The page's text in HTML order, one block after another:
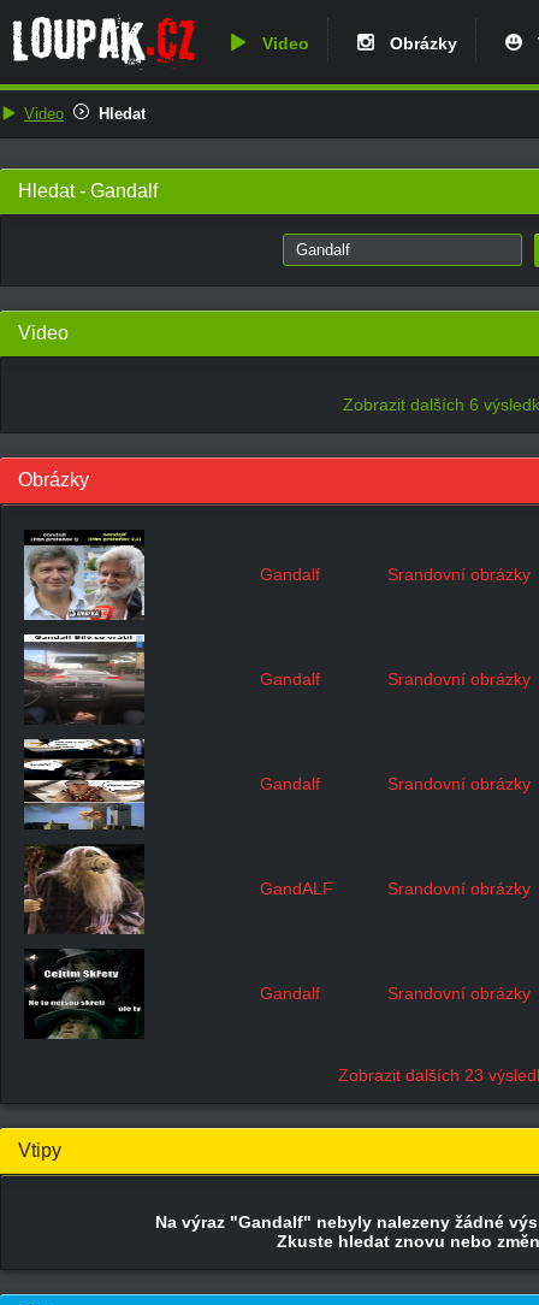
Video Obrázky
Video Hledat
Hledat - Gandalf
Video
Zobrazit dalších 6
Obrázky
Gandalf Srandovní obrázky
Gandalf Srandovní obrázky
Gandalf Srandovní obrázky
GandALF Srandovní obrázky
Gandalf Srandovní obrázky
Zobrazit dalších 23
Vtipy
Na výraz "Gandalf" nebyly nalezeny žádné
Zkuste hledat znovu nebo